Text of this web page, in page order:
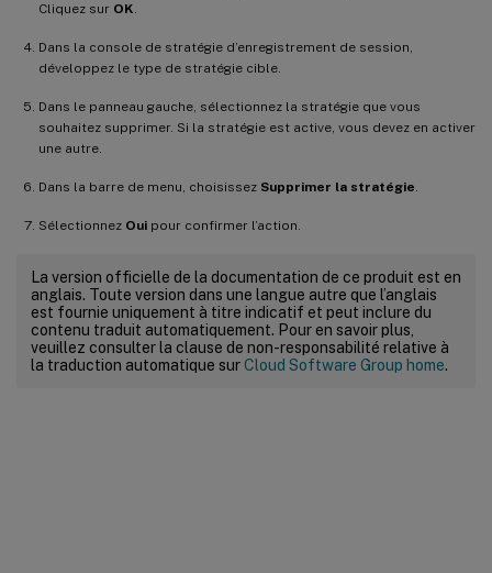
Cliquez sur OK
Dans la console de stratégie d’enregistrement de session,
développez le type de stratégie cible.
Dans le panneau gauche, sélectionnez la stratégie que vous
souhaitez supprimer. Si la stratégie est active, vous devez en activer
une autre.
Dans la barre de menu, choisissez Supprimer la stratégie
Sélectionnez Oui pour confirmer l’action.
La version officielle de la documentation de ce produit est en
anglais. Toute version dans une langue autre que l’anglais
est fournie uniquement à titre indicatif et peut inclure du
contenu traduit automatiquement. Pour en savoir plus,
veuillez consulter la clause de non-responsabilité relative à
la traduction automatique surCloud Software Group home.